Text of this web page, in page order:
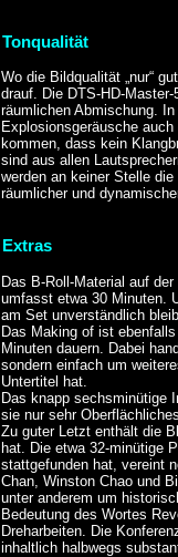
Tonqualität
Wo die Bildqualität „nur“
drauf. Die DTS-HD-
räumlichen Abmischung.
Explosionsgeräusche
kommen, dass kein
sind aus allen
werden an keiner Stelle
räumlicher und
Extras
Das B-Roll-Material auf
umfasst etwa 30 Minuten.
am Set unverständlich
Das Making of ist
Minuten dauern. Dabei
sondern einfach um
Untertitel hat.
Das knapp sechsminütige
sie nur sehr
Zu guter Letzt enthält die
hat. Die etwa 32-minütige
stattgefunden hat, vereint
Chan, Winston Chao und
unter anderem um
Bedeutung des Wortes
Dreharbeiten. Die
inhaltlich halbwegs